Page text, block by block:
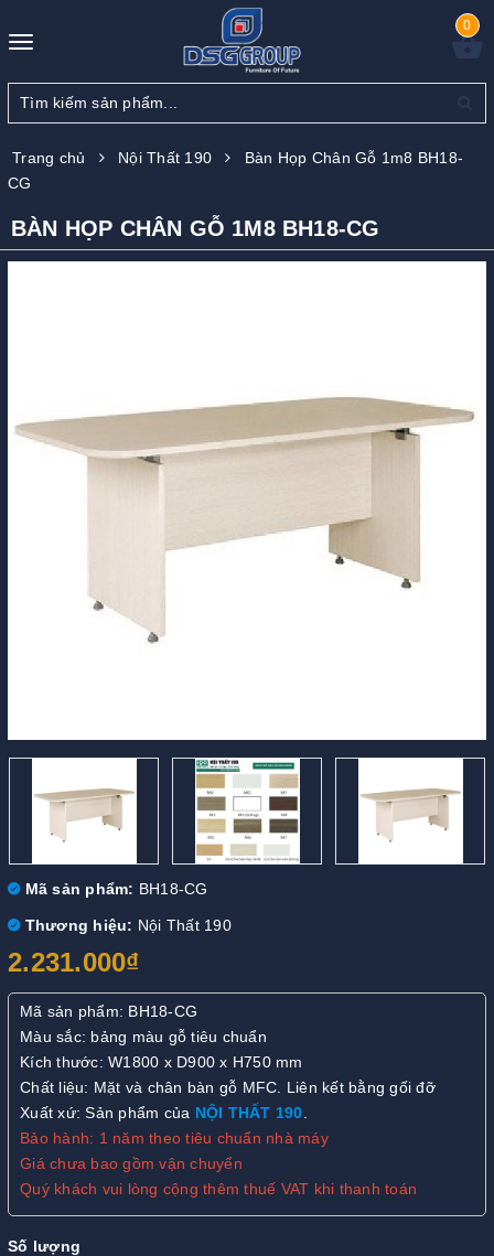
Toggle
0
Trang chủ Nội Thất 190
Bàn Họp Chân Gỗ 1m8 BH18-
CG
BÀN HỌP CHÂN GỖ 1M8 BH18-CG
Mã sản phẩm: BH18-CG
Thương hiệu: Nội Thất 190
2.231.000₫
Mã sản phẩm: BH18-CG
Màu sắc: bảng màu gỗ tiêu chuẩn
Kích thước: W1800 x D900 x H750 mm
Chất liệu: Mặt và chân bàn gỗ MFC. Liên kết bằng gối đỡ
Xuất xứ: Sản phẩm của NỘI THẤT 190.
Bảo hành: 1 năm theo tiêu chuẩn nhà máy
Giá chưa bao gồm vận chuyển
Quý khách vui lòng cộng thêm thuế VAT khi thanh toán
Số lượng